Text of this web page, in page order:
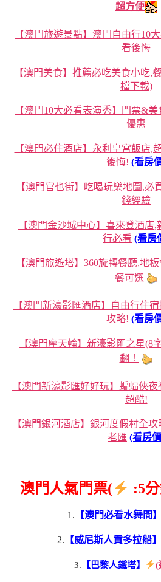
超方便
【澳門旅遊景點】澳門自由行10
看後悔
【澳門美食】推薦必吃美食小吃,
檔下載)
【澳門10大必看表演秀】門票&
優惠
【澳門必住酒店】永利皇宮飯店,
後悔! (看房
【澳門官也街】吃喝玩樂地圖,必
錢經驗
【澳門金沙城中心】喜來登酒店
行必看 (看房
【澳門旅遊塔】360旋轉餐廳,地
餐可選
【澳門新濠影匯酒店】自由行住
攻略! (看房
【澳門摩天輪】新濠影匯之星(8
翻！
【澳門新濠影匯好好玩】蝙蝠俠
超酷!
【澳門銀河酒店】銀河度假村全
老匯 (看房
澳門人氣門票( :5
1. 【澳門必看水舞間】
2. 【威尼斯人貢多拉船】
3. 【巴黎人鐵塔】 (